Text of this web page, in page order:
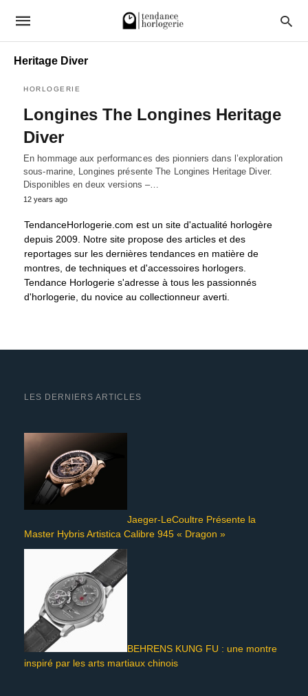
Heritage Diver
HORLOGERIE
Longines The Longines Heritage
Diver
En hommage aux performances des pionniers dans l’exploration
sous-marine, Longines présente The Longines Heritage Diver.
Disponibles en deux versions –…
12 years ago
TendanceHorlogerie.com est un site d'actualité horlogère
depuis 2009. Notre site propose des articles et des
reportages sur les dernières tendances en matière de
montres, de techniques et d'accessoires horlogers.
Tendance Horlogerie s'adresse à tous les passionnés
d'horlogerie, du novice au collectionneur averti.
LES DERNIERS ARTICLES
Jaeger-LeCoultre Présente la
Master Hybris Artistica Calibre 945 « Dragon »
BEHRENS KUNG FU : une montre
inspiré par les arts martiaux chinois